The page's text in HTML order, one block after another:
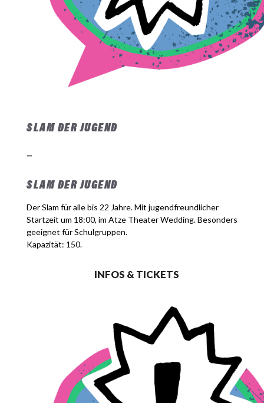
SLAM DER JUGEND
–
SLAM DER JUGEND
Der Slam für alle bis 22 Jahre. Mit jugendfreundlicher
Startzeit um 18:00, im Atze Theater Wedding. Besonders
geeignet für Schulgruppen.
Kapazität: 150.
INFOS & TICKETS